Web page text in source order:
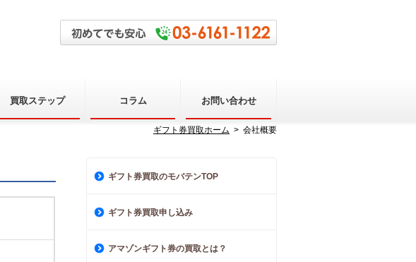
買取ステップ コラム お問い合わせ
ギフト券買取ホーム > 会社概要
ギフト券買取のモバテンTOP
ギフト券買取申し込み
アマゾンギフト券の買取とは？